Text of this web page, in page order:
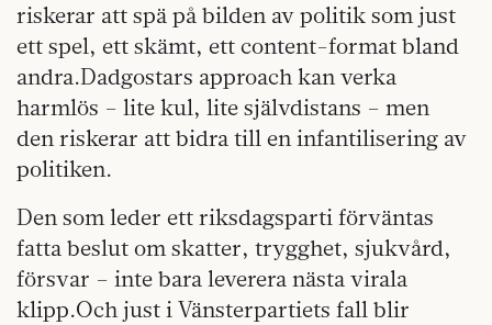
riskerar att spä på bilden av politik som just
ett spel, ett skämt, ett content-format bland
andra.Dadgostars approach kan verka
harmlös – lite kul, lite självdistans – men
den riskerar att bidra till en infantilisering av
politiken.
Den som leder ett riksdagsparti förväntas
fatta beslut om skatter, trygghet, sjukvård,
försvar – inte bara leverera nästa virala
klipp.Och just i Vänsterpartiets fall blir